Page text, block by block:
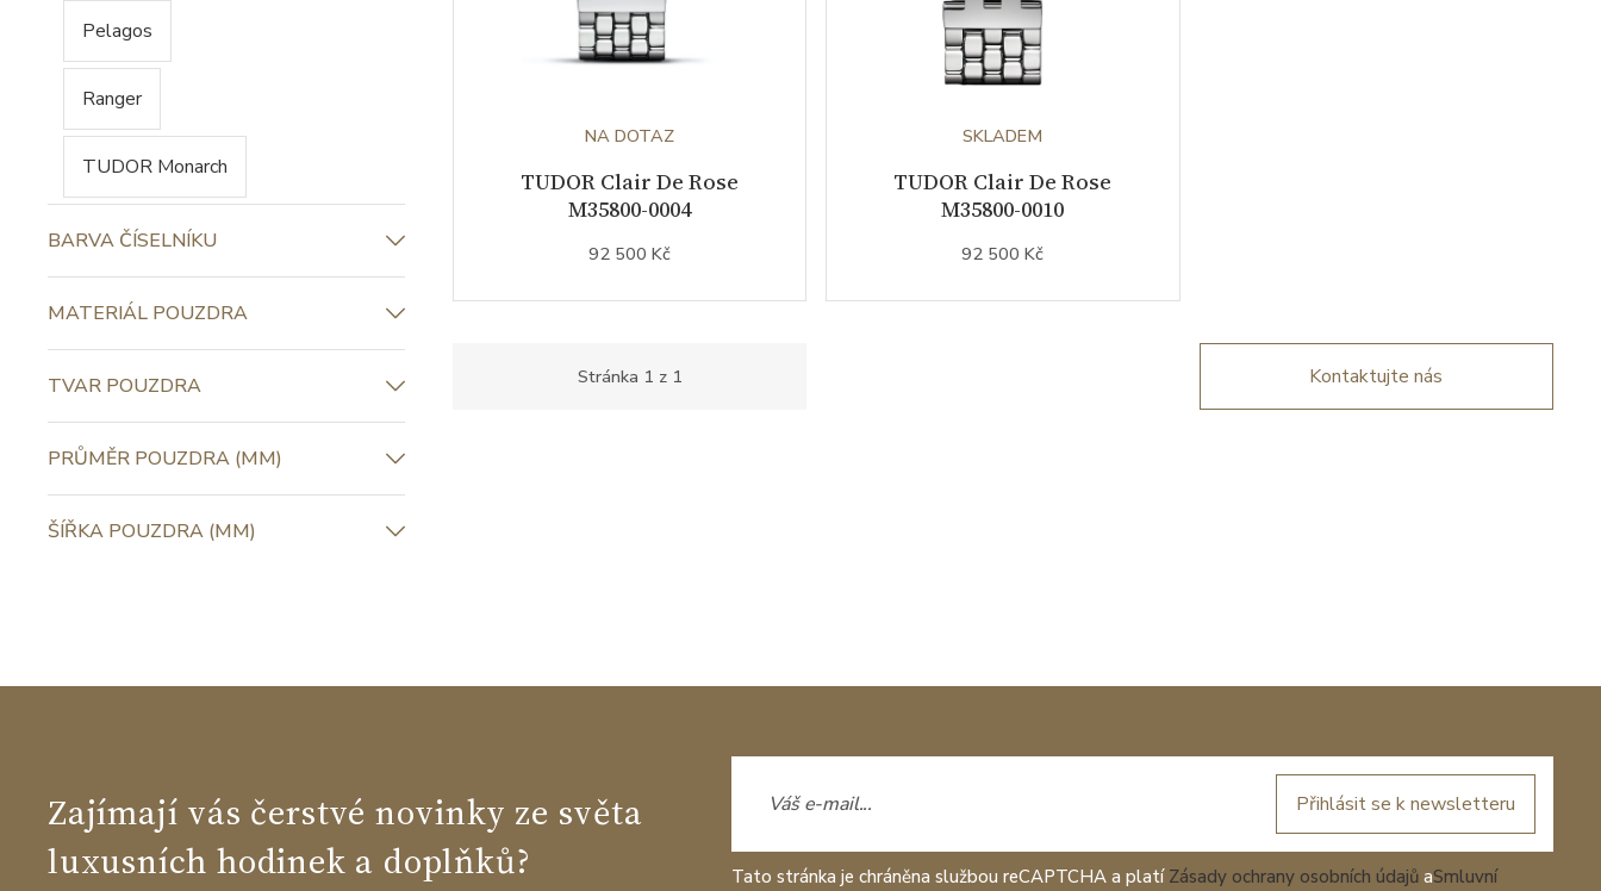
Pelagos
Ranger
TUDOR Monarch
BARVA ČÍSELNÍKU
MATERIÁL POUZDRA
TVAR POUZDRA
PRŮMĚR POUZDRA (MM)
ŠÍŘKA POUZDRA (MM)
NA DOTAZ
TUDOR Clair De Rose
M35800-0004
92 500 Kč
SKLADEM
TUDOR Clair De Rose
M35800-0010
92 500 Kč
Stránka 1 z 1 Kontaktujte nás
Zajímají vás čerstvé novinky ze světa
luxusních hodinek a doplňků?
Přihlásit se k newsletteru
Tato stránka je chráněna službou reCAPTCHA a platí Zásady ochrany osobních údajů aSmluvní